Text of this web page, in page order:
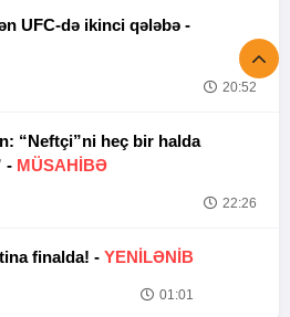
Tofiq Musayevdən UFC-də ikinci qələbə -
20:52
“Neftçi”ni heç bir halda
- MÜSAHİBƏ
22:26
finalda! - YENİLƏNİB
01:01